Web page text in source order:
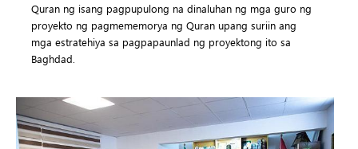
Quran ng isang pagpupulong na dinaluhan ng mga guro ng
proyekto ng pagmememorya ng Quran upang suriin ang
mga estratehiya sa pagpapaunlad ng proyektong ito sa
Baghdad.